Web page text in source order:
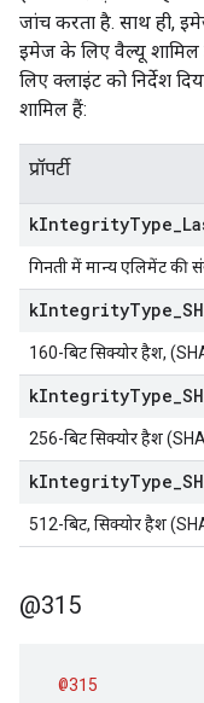
जांच करता है. साथ ही,
इमेज के लिए वैल्यू शामिल
लिए क्लाइंट को निर्देश
शामिल हैं:
प्रॉपर्टी
kIntegrityType
गिनती में मान्य एलिमेंट की
kIntegrityType
160-बिट सिक्योर हैश,
kIntegrityType
256-बिट सिक्योर हैश
kIntegrityType
512-बिट, सिक्योर हैश
@315
@315